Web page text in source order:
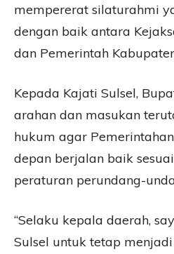
mempererat silaturahmi
dengan baik antara
dan Pemerintah
Kepada Kajati Sulsel,
arahan dan masukan
hukum agar
depan berjalan baik
peraturan perundang-
“Selaku kepala daerah,
Sulsel untuk tetap